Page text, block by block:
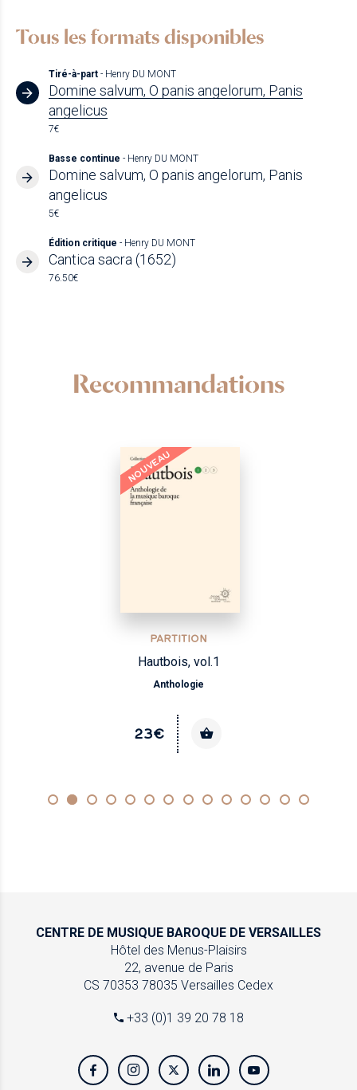
Tous les formats disponibles
Tiré-à-part - Henry DU MONT
Domine salvum, O panis angelorum, Panis
angelicus
7€
Basse continue - Henry DU MONT
Domine salvum, O panis angelorum, Panis
angelicus
5€
Édition critique - Henry DU MONT
Cantica sacra (1652)
76.50€
Recommandations
NOUVEAU
PARTITION
Hautbois, vol.1
Anthologie
23€
CENTRE DE MUSIQUE BAROQUE DE VERSAILLES
Hôtel des Menus-Plaisirs
22, avenue de Paris
CS 70353 78035 Versailles Cedex
+33 (0)1 39 20 78 18